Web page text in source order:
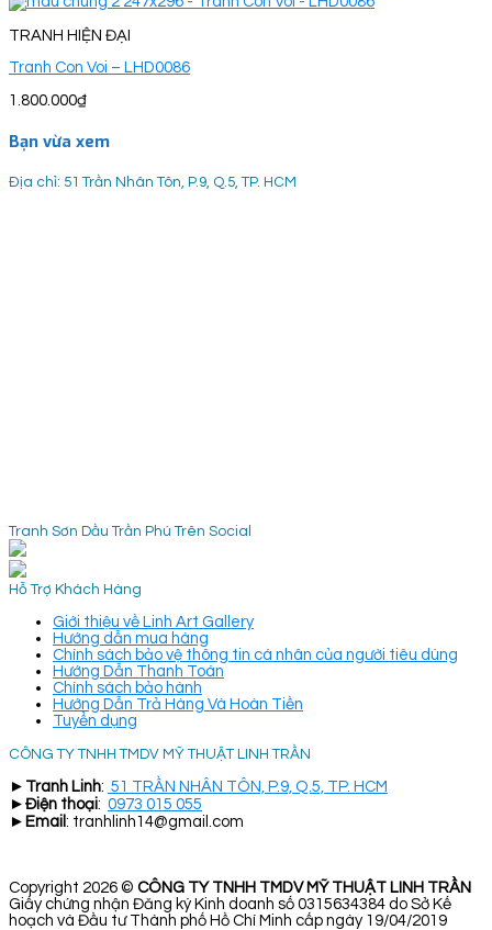
TRANH HIỆN ĐẠI
Tranh Con Voi – LHD0086
1.800.000₫
Bạn vừa xem
Địa chỉ: 51 Trần Nhân Tôn, P.9, Q.5, TP. HCM
Tranh Sơn Dầu Trần Phú Trên Social
Hỗ Trợ Khách Hàng
Giới thiệu về Linh Art Gallery
Hướng dẫn mua hàng
Chính sách bảo vệ thông tin cá nhân của người tiêu dùng
Hướng Dẫn Thanh Toán
Chính sách bảo hành
Hướng Dẫn Trả Hàng Và Hoàn Tiền
Tuyển dụng
CÔNG TY TNHH TMDV MỸ THUẬT LINH TRẦN
► Tranh Linh: 51 TRẦN NHÂN TÔN, P.9, Q.5, TP. HCM
► Điện thoại: 0973 015 055
► Email : tranhlinh14@gmail.com
Copyright 2026 © CÔNG TY TNHH TMDV MỸ THUẬT LINH TRẦN
Giấy chứng nhận Đăng ký Kinh doanh số 0315634384 do Sở Kế
hoạch và Đầu tư Thành phố Hồ Chí Minh cấp ngày 19/04/2019